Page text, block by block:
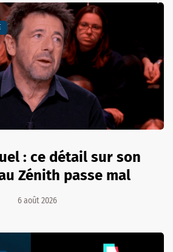
: ce détail sur son
Zénith passe mal
6 août 2026